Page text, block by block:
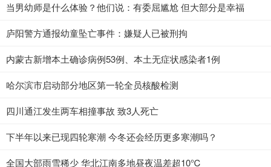
当男幼师是什么体验？他们说：有委屈尴尬 但大部分是幸福
庐阳警方通报幼童坠亡事件：嫌疑人已被刑拘
内蒙古新增本土确诊病例53例、本土无症状感染者1例
哈尔滨市启动部分地区第一轮全员核酸检测
四川通江发生两车相撞事故 致3人死亡
下半年以来已现四轮寒潮 今冬还会经历更多寒潮吗？
全国大部雨雪稀少 华北江南多地昼夜温差超10℃